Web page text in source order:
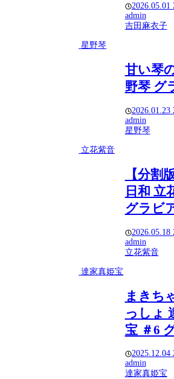
2026.05.01
admin
吉田麻衣子
星野琴
甘い琴
野琴 グ
2026.01.23
admin
星野琴
立花紫音
【分割
日和 立
グラビ
2026.05.18
admin
立花紫音
達家真姫宝
まきち
っしょ
宝 ＃6
2025.12.04
admin
達家真姫宝